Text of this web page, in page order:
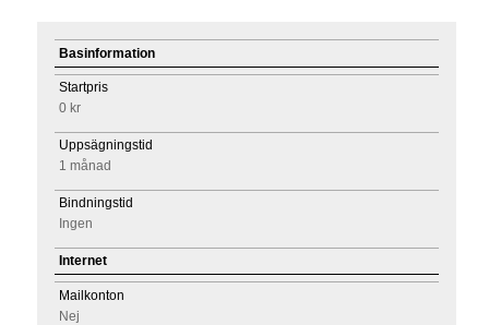
Basinformation
Startpris
0 kr
Uppsägningstid
1 månad
Bindningstid
Ingen
Internet
Mailkonton
Nej